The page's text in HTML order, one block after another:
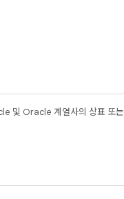
및 Oracle 계열사의 상표 또는